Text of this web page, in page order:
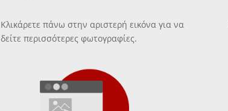
Κλικάρετε πάνω στην αριστερή εικόνα για να
δείτε περισσότερες φωτογραφίες.